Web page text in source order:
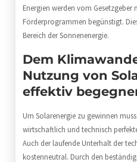
Energien werden vom Gesetzgeber
Förderprogrammen begünstigt.
Bereich der Sonnenenergie.
Dem
Nutzung von
effektiv
Um Solarenergie zu gewinnen
wirtschaftlich und technisch
Auch der laufende Unterhalt der
kostenneutral. Durch den